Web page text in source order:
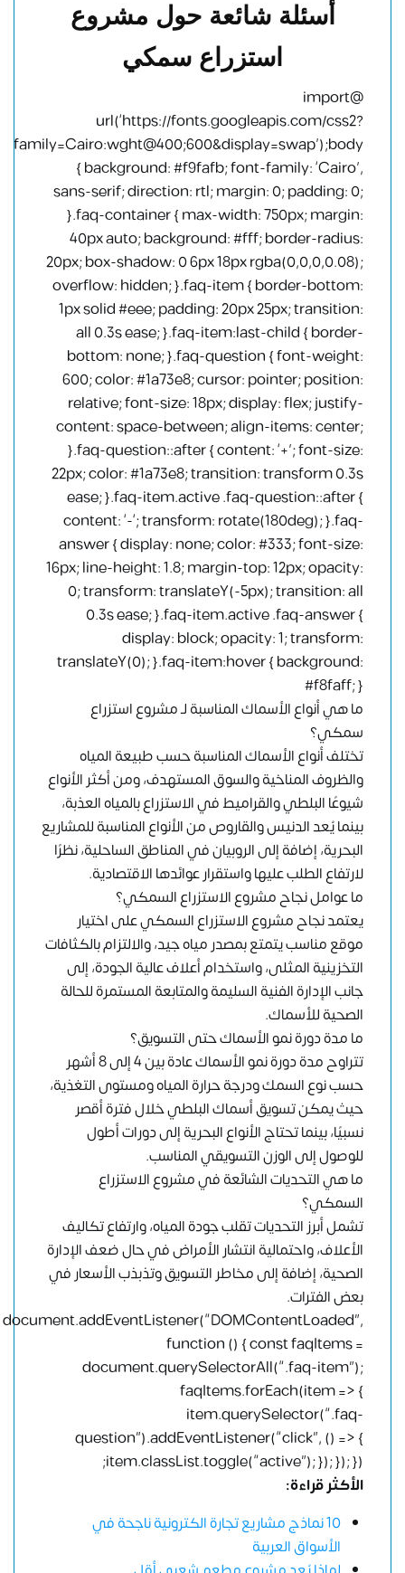
أسئلة شائعة حول مشروع
استزراع سمكي
@import
url(‘https://fonts.googleapis.com/css2?
family=Cairo:wght@400;600&display=swap’);body
{ background: #f9fafb; font-family: ‘Cairo’,
sans-serif; direction: rtl; margin: 0; padding: 0;
}.faq-container { max-width: 750px; margin:
40px auto; background: #fff; border-radius:
20px; box-shadow: 0 6px 18px rgba(0,0,0,0.08);
overflow: hidden; }.faq-item { border-bottom:
1px solid #eee; padding: 20px 25px; transition:
all 0.3s ease; }.faq-item:last-child { border-
bottom: none; }.faq-question { font-weight:
600; color: #1a73e8; cursor: pointer; position:
relative; font-size: 18px; display: flex; justify-
content: space-between; align-items: center;
}.faq-question::after { content: ‘+’; font-size:
22px; color: #1a73e8; transition: transform 0.3s
ease; }.faq-item.active .faq-question::after {
content: ‘-‘; transform: rotate(180deg); }.faq-
answer { display: none; color: #333; font-size:
16px; line-height: 1.8; margin-top: 12px; opacity:
0; transform: translateY(-5px); transition: all
0.3s ease; }.faq-item.active .faq-answer {
display: block; opacity: 1; transform:
translateY(0); }.faq-item:hover { background:
#f8faff; }
ما هي أنواع الأسماك المناسبة لـ مشروع استزراع
سمكي؟
تختلف أنواع الأسماك المناسبة حسب طبيعة المياه
والظروف المناخية والسوق المستهدف، ومن أكثر الأنواع
شيوعًا البلطي والقراميط في الاستزراع بالمياه العذبة،
بينما يُعد الدنيس والقاروص من الأنواع المناسبة للمشاريع
البحرية، إضافة إلى الروبيان في المناطق الساحلية، نظرًا
لارتفاع الطلب عليها واستقرار عوائدها الاقتصادية.
ما عوامل نجاح مشروع الاستزراع السمكي؟
يعتمد نجاح مشروع الاستزراع السمكي على اختيار
موقع مناسب يتمتع بمصدر مياه جيد، والالتزام بالكثافات
التخزينية المثلى، واستخدام أعلاف عالية الجودة، إلى
جانب الإدارة الفنية السليمة والمتابعة المستمرة للحالة
الصحية للأسماك.
ما مدة دورة نمو الأسماك حتى التسويق؟
تتراوح مدة دورة نمو الأسماك عادة بين 4 إلى 8 أشهر
حسب نوع السمك ودرجة حرارة المياه ومستوى التغذية،
حيث يمكن تسويق أسماك البلطي خلال فترة أقصر
نسبيًا، بينما تحتاج الأنواع البحرية إلى دورات أطول
للوصول إلى الوزن التسويقي المناسب.
ما هي التحديات الشائعة في مشروع الاستزراع
السمكي؟
تشمل أبرز التحديات تقلب جودة المياه، وارتفاع تكاليف
الأعلاف، واحتمالية انتشار الأمراض في حال ضعف الإدارة
الصحية، إضافة إلى مخاطر التسويق وتذبذب الأسعار في
بعض الفترات.
document.addEventListener(“DOMContentLoaded”,
function () { const faqItems =
document.querySelectorAll(“.faq-item”);
faqItems.forEach(item => {
item.querySelector(“.faq-
question”).addEventListener(“click”, () => {
item.classList.toggle(“active”); }); }); });
الأكثر قراءة:
10 نماذج مشاريع تجارة الكترونية ناجحة في
الأسواق العربية